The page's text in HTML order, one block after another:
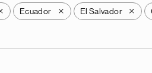
Ecuador X El Salvador X